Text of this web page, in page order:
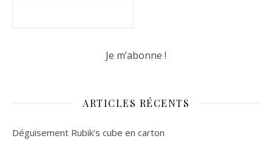
ARTICLES RÉCENTS
Déguisement Rubik’s cube en carton